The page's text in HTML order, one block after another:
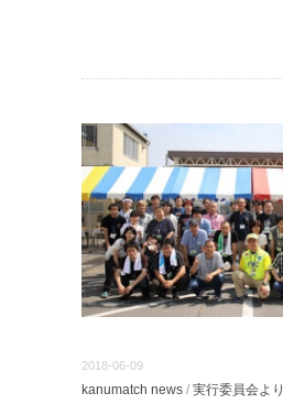
2018-06-09
kanumatch news / 実行委員会より